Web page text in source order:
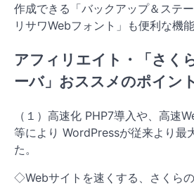
作成できる「バックアップ＆ステ
リサワWebフォント」も便利な機能
アフィリエイト・「さく
ーバ」おススメのポイン
（１）高速化 PHP7導入や、高速
等により WordPressが従来より最
た。
◇Webサイトを速くする、さくら